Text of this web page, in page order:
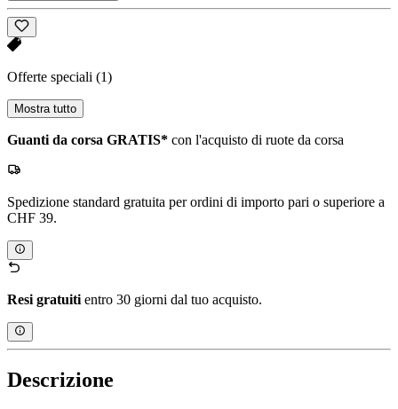
Offerte speciali (1)
Mostra tutto
Guanti da corsa GRATIS* con l'acquisto di ruote da corsa
Spedizione standard gratuita per ordini di importo pari o superiore a
CHF 39.
Resi gratuiti entro 30 giorni dal tuo acquisto.
Descrizione